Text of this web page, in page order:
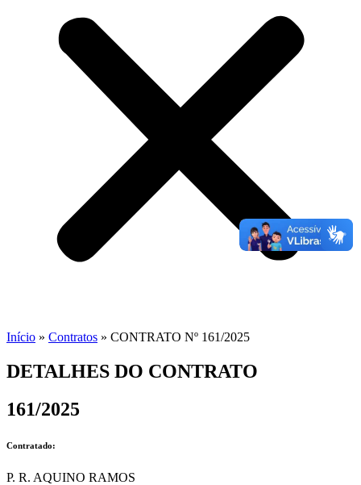
Início » Contratos » CONTRATO Nº 161/2025
DETALHES DO CONTRATO​
161/2025
Contratado:
P. R. AQUINO RAMOS